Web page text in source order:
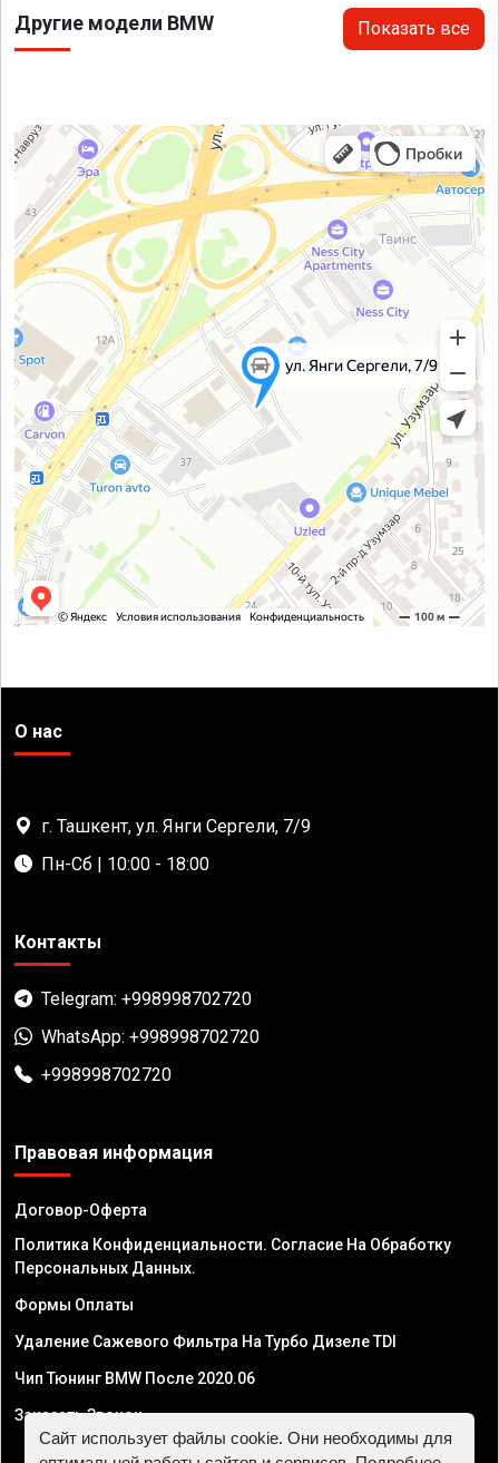
Другие модели BMW Показать все
О нас
г. Ташкент, ул. Янги Сергели, 7/9
Пн-Сб | 10:00 - 18:00
Контакты
Telegram: +998998702720
WhatsApp: +998998702720
+998998702720
Правовая информация
Договор-Оферта
Политика Конфиденциальности. Согласие На Обработку
Персональных Данных.
Формы Оплаты
Удаление Сажевого Фильтра На Турбо Дизеле TDI
Чип Тюнинг BMW После 2020.06
Заказать Звонок
Сайт использует файлы cookie. Они необходимы для